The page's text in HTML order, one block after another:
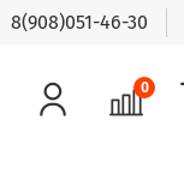
8(908)051-46-30
0